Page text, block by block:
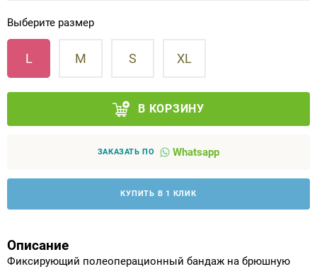
Выберите размер
L M S XL
В КОРЗИНУ
ЗАКАЗАТЬ ПО Whatsapp
КУПИТЬ В 1 КЛИК
Описание
Фиксирующий полеоперационный бандаж на брюшную
Аппараты на суставы
Санитарные приспособления для
инвалидов
Противопролежневые матрасы, подушки
ОПОРЫ, ВЕРТИКАЛИЗАТОРЫ, Оборудование
Индивидуальное изготовление